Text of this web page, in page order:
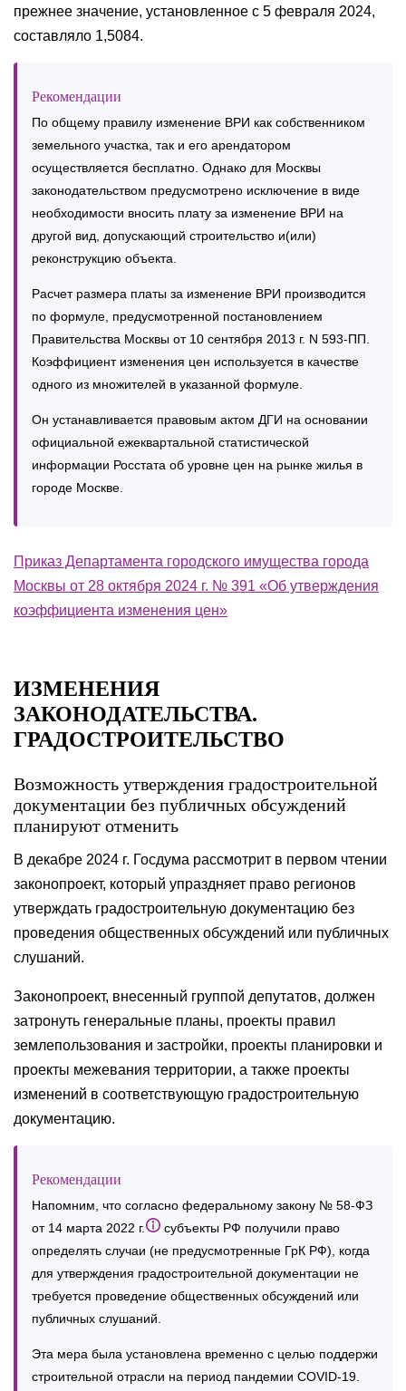
прежнее значение, установленное с 5 февраля 2024,
составляло 1,5084.
Рекомендации
По общему правилу изменение ВРИ как собственником
земельного участка, так и его арендатором
осуществляется бесплатно. Однако для Москвы
законодательством предусмотрено исключение в виде
необходимости вносить плату за изменение ВРИ на
другой вид, допускающий строительство и(или)
реконструкцию объекта.
Расчет размера платы за изменение ВРИ производится
по формуле, предусмотренной постановлением
Правительства Москвы от 10 сентября 2013 г. N 593-ПП.
Коэффициент изменения цен используется в качестве
одного из множителей в указанной формуле.
Он устанавливается правовым актом ДГИ на основании
официальной ежеквартальной статистической
информации Росстата об уровне цен на рынке жилья в
городе Москве.
Приказ Департамента городского имущества города
Москвы от 28 октября 2024 г. № 391 «Об утверждения
коэффициента изменения цен»
ИЗМЕНЕНИЯ
ЗАКОНОДАТЕЛЬСТВА.
ГРАДОСТРОИТЕЛЬСТВО
Возможность утверждения градостроительной
документации без публичных обсуждений
планируют отменить
В декабре 2024 г. Госдума рассмотрит в первом чтении
законопроект, который упраздняет право регионов
утверждать градостроительную документацию без
проведения общественных обсуждений или публичных
слушаний.
Законопроект, внесенный группой депутатов, должен
затронуть генеральные планы, проекты правил
землепользования и застройки, проекты планировки и
проекты межевания территории, а также проекты
изменений в соответствующую градостроительную
документацию.
Рекомендации
Напомним, что согласно федеральному закону № 58-ФЗ
от 14 марта 2022 г.
субъекты РФ получили право
определять случаи (не предусмотренные ГрК РФ), когда
для утверждения градостроительной документации не
требуется проведение общественных обсуждений или
публичных слушаний.
Эта мера была установлена временно с целью поддержи
строительной отрасли на период пандемии COVID-19.